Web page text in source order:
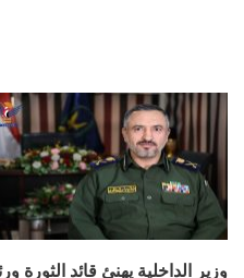
وزير الداخلية يهنئ قائد